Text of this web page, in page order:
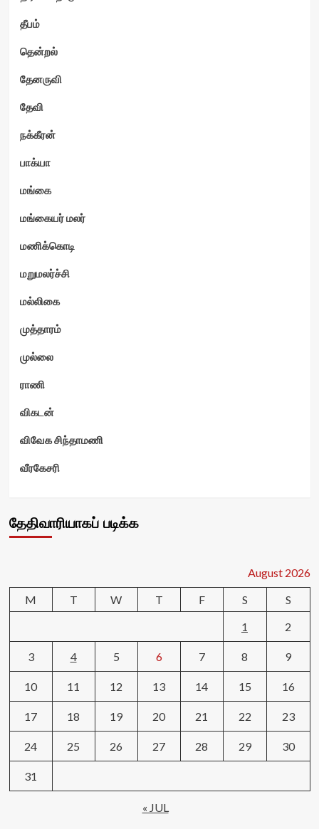
தீபம்
தென்றல்
தேனருவி
தேவி
நக்கீரன்
பாக்யா
மங்கை
மங்கையர் மலர்
மணிக்கொடி
மறுமலர்ச்சி
மல்லிகை
முத்தாரம்
முல்லை
ராணி
விகடன்
விவேக சிந்தாமணி
வீரகேசரி
தேதிவாரியாகப் படிக்க
August 2026
M
T W T F S
S
1
2
3 4 5 6 7 8 9
10 11 12 13 14 15 16
17 18 19 20 21 22 23
24 25 26 27 28 29 30
31
« JUL